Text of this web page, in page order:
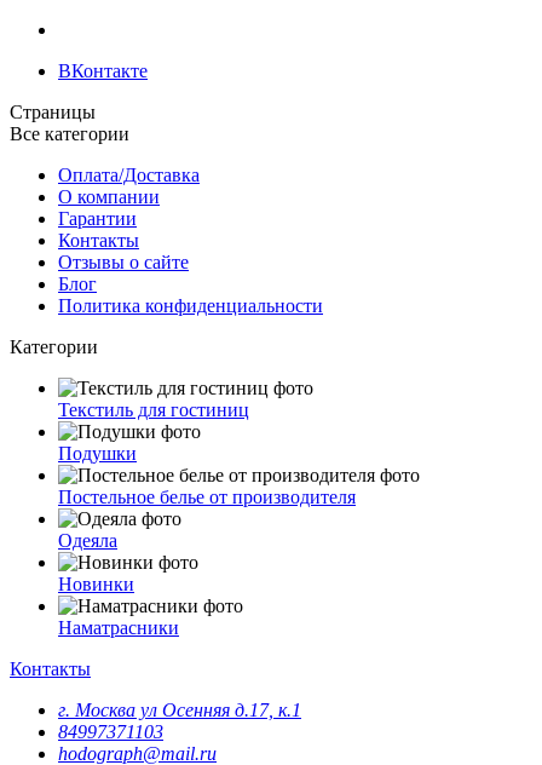
ВКонтакте
Страницы
Все категории
Оплата/Доставка
О компании
Гарантии
Контакты
Отзывы о сайте
Блог
Политика конфиденциальности
Категории
Текстиль для гостиниц
Подушки
Постельное белье от производителя
Одеяла
Новинки
Наматрасники
Контакты
г. Москва ул Осенняя д.17, к.1
84997371103
hodograph@mail.ru